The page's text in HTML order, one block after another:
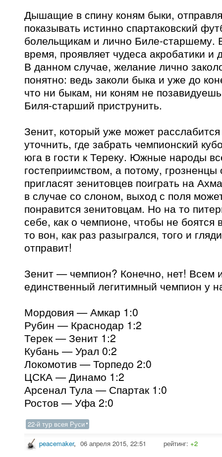
Дышащие в спину коням быки,
показывать истинно спартаковский
болельщикам и лично Биле-старшему.
время, проявляет чудеса акробатики
В данном случае, желание лично
понятно: ведь заколи быка и уже до
что ни быкам, ни коням не
Биля-старший приструнить.
Зенит, который уже может
уточнить, где забрать чемпионский
юга в гости к Тереку. Южные народы
гостеприимством, а потому, грозненцы
пригласят зенитовцев поиграть на
в случае со слоном, выход с поля
понравится зенитовцам. Но на то
себе, как о чемпионе, чтобы не боятся
то вон, как раз разыгрался, того и
отправит!
Зенит — чемпион? Конечно, нет! Всем
единственный легитимный чемпион у
Мордовия — Амкар 1:0
Рубин — Краснодар 1:2
Терек — Зенит 1:2
Кубань — Урал 0:2
Локомотив — Торпедо 2:0
ЦСКА — Динамо 1:2
Арсенал Тула — Спартак 1:0
Ростов — Уфа 2:0
22-й тур всея Руси
peacemaker, 06 апреля 2015, 22:51 рейтинг: +2